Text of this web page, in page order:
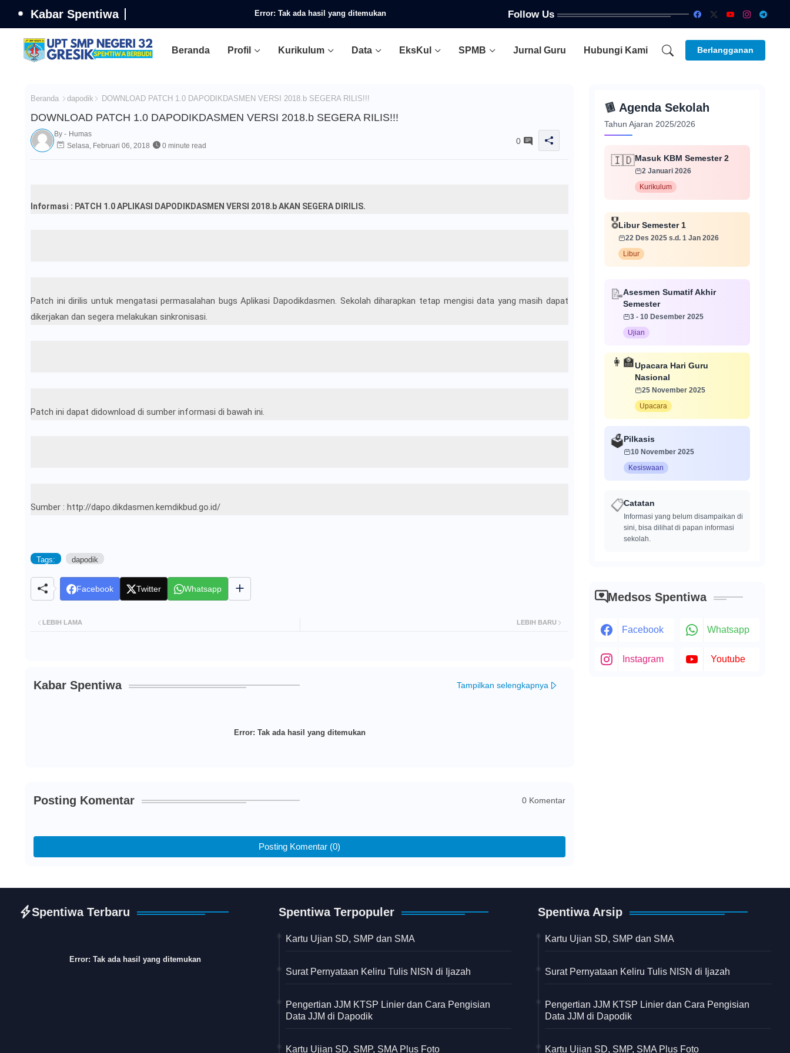
Kabar Spentiwa Error: Tak ada hasil yang ditemukan Follow Us
Beranda Profil Kurikulum Data EksKul SPMB Jurnal Guru Hubungi Kami Berlangganan
Beranda dapodik DOWNLOAD PATCH 1.0 DAPODIKDASMEN VERSI 2018.b SEGERA RILIS!!!
DOWNLOAD PATCH 1.0 DAPODIKDASMEN VERSI 2018.b SEGERA RILIS!!!
By - Humas
Selasa, Februari 06, 2018
0 minute read 0
Informasi : PATCH 1.0 APLIKASI DAPODIKDASMEN VERSI 2018.b AKAN SEGERA DIRILIS.
Patch ini dirilis untuk mengatasi permasalahan bugs Aplikasi Dapodikdasmen. Sekolah diharapkan tetap mengisi data yang masih dapat
dikerjakan dan segera melakukan sinkronisasi.
Patch ini dapat didownload di sumber informasi di bawah ini.
Sumber : http://dapo.dikdasmen.kemdikbud.go.id/
Tags: dapodik
Facebook Twitter Whatsapp
LEBIH BARU
LEBIH LAMA
Kabar Spentiwa Tampilkan selengkapnya
Error: Tak ada hasil yang ditemukan
Posting Komentar 0 Komentar
Posting Komentar (0)
📅 Agenda Sekolah
Tahun Ajaran 2025/2026
🇮🇩 Masuk KBM Semester 2
2 Januari 2026
Kurikulum
🎖️Libur Semester 1
22 Des 2025 s.d. 1 Jan 2026
Libur
📝Asesmen Sumatif Akhir
Semester
3 - 10 Desember 2025
Ujian
👩‍🏫Upacara Hari Guru
Nasional
25 November 2025
Upacara
🗳️ Pilkasis
10 November 2025
Kesiswaan
📋Catatan
Informasi yang belum disampaikan di
sini, bisa dilihat di papan informasi
sekolah.
Medsos Spentiwa
Facebook Whatsapp
Instagram Youtube
Spentiwa Terbaru
Error: Tak ada hasil yang ditemukan
Spentiwa Terpopuler
Kartu Ujian SD, SMP dan SMA
Surat Pernyataan Keliru Tulis NISN di Ijazah
Pengertian JJM KTSP Linier dan Cara Pengisian
Data JJM di Dapodik
Kartu Ujian SD, SMP, SMA Plus Foto
Spentiwa Arsip
Kartu Ujian SD, SMP dan SMA
Surat Pernyataan Keliru Tulis NISN di Ijazah
Pengertian JJM KTSP Linier dan Cara Pengisian
Data JJM di Dapodik
Kartu Ujian SD, SMP, SMA Plus Foto